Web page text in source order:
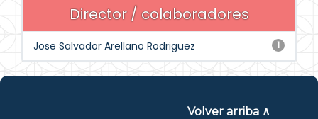
Director / colaboradores
1
Jose Salvador Arellano Rodriguez
Volver arriba ∧